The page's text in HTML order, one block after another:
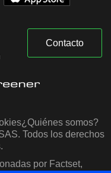
Contacto
¿Quiénes somos?
Todos los derechos
por Factset,